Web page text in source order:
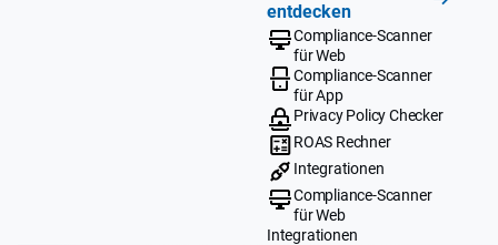
entdecken
Compliance-Scanner
für Web
Compliance-Scanner
für App
Privacy Policy Checker
ROAS Rechner
Integrationen
Compliance-Scanner
für Web
Integrationen